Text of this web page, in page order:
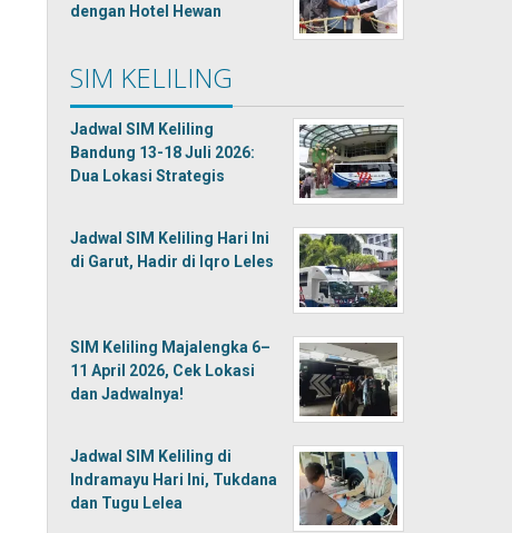
dengan Hotel Hewan
SIM KELILING
Jadwal SIM Keliling
Bandung 13-18 Juli 2026:
Dua Lokasi Strategis
Jadwal SIM Keliling Hari Ini
di Garut, Hadir di Iqro Leles
SIM Keliling Majalengka 6–
11 April 2026, Cek Lokasi
dan Jadwalnya!
Jadwal SIM Keliling di
Indramayu Hari Ini, Tukdana
dan Tugu Lelea